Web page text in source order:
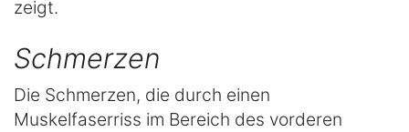
zeigt.
Schmerzen
Die Schmerzen, die durch einen
Muskelfaserriss im Bereich des vorderen